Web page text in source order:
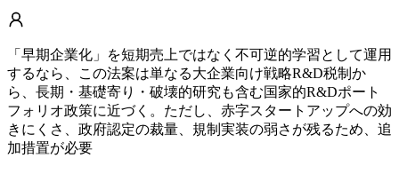
「早期企業化」を短期売上ではなく不可逆的学習として運用
するなら、この法案は単なる大企業向け戦略R&D税制か
ら、長期・基礎寄り・破壊的研究も含む国家的R&Dポート
フォリオ政策に近づく。ただし、赤字スタートアップへの効
きにくさ、政府認定の裁量、規制実装の弱さが残るため、追
加措置が必要